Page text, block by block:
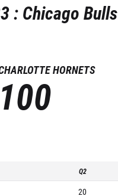
: Chicago Bulls
HORNETS
100
Q2
20